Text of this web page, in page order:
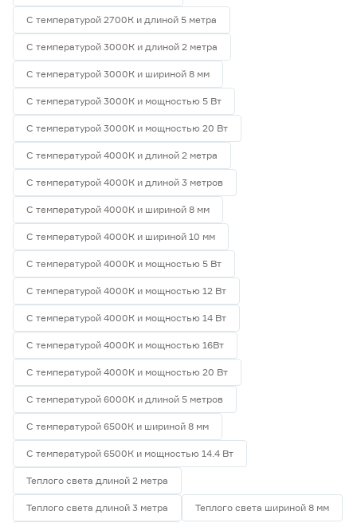
С температурой 2700К и длиной 5 метра
С температурой 3000К и длиной 2 метра
С температурой 3000К и шириной 8 мм
С температурой 3000К и мощностью 5 Вт
С температурой 3000К и мощностью 20 Вт
С температурой 4000К и длиной 2 метра
С температурой 4000К и длиной 3 метров
С температурой 4000К и шириной 8 мм
С температурой 4000К и шириной 10 мм
С температурой 4000К и мощностью 5 Вт
С температурой 4000К и мощностью 12 Вт
С температурой 4000К и мощностью 14 Вт
С температурой 4000К и мощностью 16Вт
С температурой 4000К и мощностью 20 Вт
С температурой 6000К и длиной 5 метров
С температурой 6500К и шириной 8 мм
С температурой 6500К и мощностью 14.4 Вт
Теплого света длиной 2 метра
Теплого света длиной 3 метра Теплого света шириной 8 мм